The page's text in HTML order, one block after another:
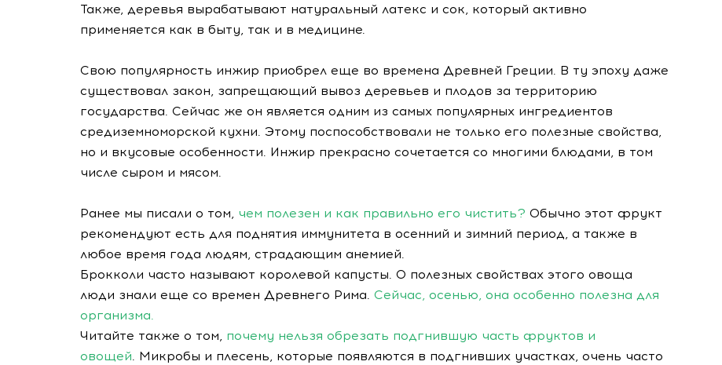
Также, деревья вырабатывают натуральный латекс и сок, который активно
применяется как в быту, так и в медицине.
Свою популярность инжир приобрел еще во времена Древней Греции. В ту эпоху даже
существовал закон, запрещающий вывоз деревьев и плодов за территорию
государства. Сейчас же он является одним из самых популярных ингредиентов
средиземноморской кухни. Этому поспособствовали не только его полезные свойства,
но и вкусовые особенности. Инжир прекрасно сочетается со многими блюдами, в том
числе сыром и мясом.
Ранее мы писали о том, чем полезен и как правильно его чистить? Обычно этот фрукт
рекомендуют есть для поднятия иммунитета в осенний и зимний период, а также в
любое время года людям, страдающим анемией.
Брокколи часто называют королевой капусты. О полезных свойствах этого овоща
люди знали еще со времен Древнего Рима. Сейчас, осенью, она особенно полезна для
организма.
Читайте также о том, почему нельзя обрезать подгнившую часть фруктов и
овощей . Микробы и плесень, которые появляются в подгнивших участках, очень часто